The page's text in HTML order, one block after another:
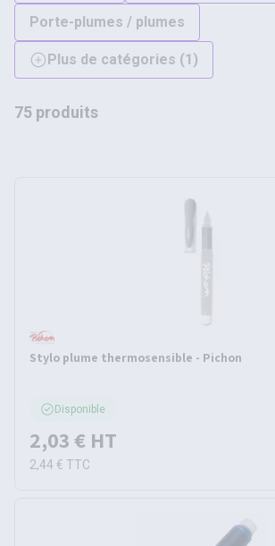
Porte-plumes / plumes
Plus de catégories (1 )
75 produits
Stylo plume thermosensible - Pichon
Disponible
2,03 € HT
2,44 € TTC